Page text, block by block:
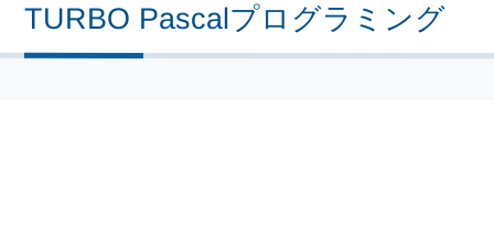
TURBO Pascalプログラミング